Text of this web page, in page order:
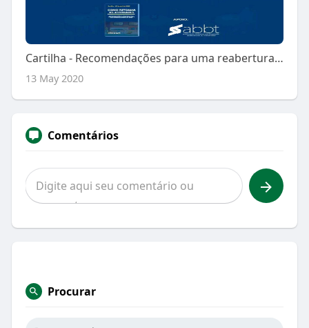
Cartilha - Recomendações para uma reabertura segura
13 May 2020
Comentários
Procurar